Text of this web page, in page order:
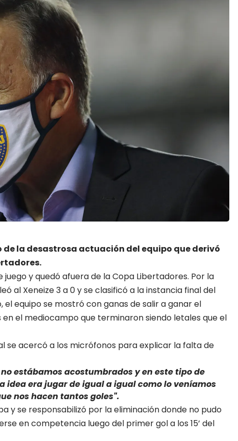
de la desastrosa actuación del equipo que derivó
y quedó afuera de la Copa Libertadores. Por la
al Xeneize 3 a 0 y se clasificó a la instancia final del
equipo se mostró con ganas de salir a ganar el
el mediocampo que terminaron siendo letales que el
se acercó a los micrófonos para explicar la falta de
estábamos acostumbrados y en este tipo de
idea era jugar de igual a igual como lo veníamos
nos hacen tantos goles".
y se responsabilizó por la eliminación donde no pudo
en competencia luego del primer gol a los 15’ del